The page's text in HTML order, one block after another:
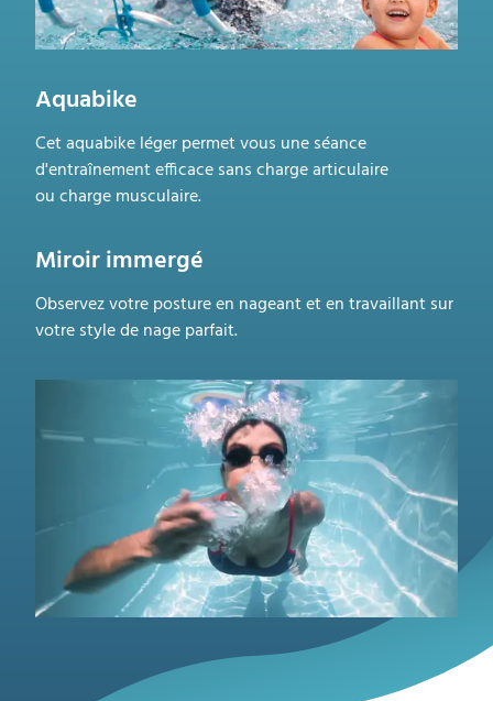
Aquabike
Cet aquabike léger permet vous une séance
d'entraînement efficacesans charge articulaire
oucharge musculaire.
Miroir immergé
Observez votre posture en nageant et en travaillant sur
votre style de nage parfait.